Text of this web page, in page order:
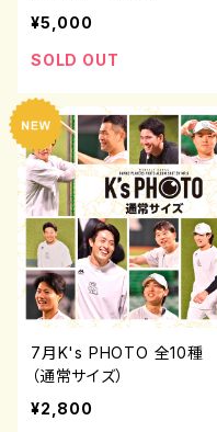
¥5,000
SOLD OUT
7月K's PHOTO 全10種
（通常サイズ）
¥2,800